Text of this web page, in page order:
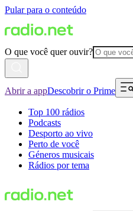
Pular para o conteúdo
O que você quer ouvir?
Abrir a appDescobrir o Prime
Top 100 rádios
Podcasts
Desporto ao vivo
Perto de você
Géneros musicais
Rádios por tema